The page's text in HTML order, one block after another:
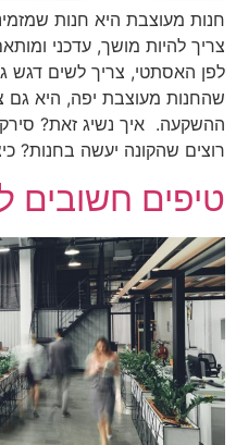
חנות מעוצבת היא חנות
צריך להיות מושך, עדכני
לפן האסתטי, צריך לשים דגש
שהחנות מעוצבת יפה, היא גם
ההשקעה. איך נשיג זאת?
רוצים שהקונה יעשה בחנות?
טיפים חשובים